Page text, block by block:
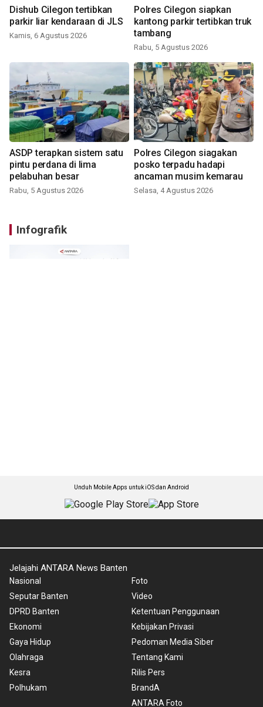
Dishub Cilegon tertibkan
parkir liar kendaraan di JLS
Kamis, 6 Agustus 2026
Polres Cilegon siapkan
kantong parkir tertibkan truk
tambang
Rabu, 5 Agustus 2026
ASDP terapkan sistem satu
pintu perdana di lima
pelabuhan besar
Rabu, 5 Agustus 2026
Polres Cilegon siagakan
posko terpadu hadapi
ancaman musim kemarau
Selasa, 4 Agustus 2026
Infografik
Unduh Mobile Apps untuk iOS dan Android
Jelajahi ANTARA News Banten
Nasional
Seputar Banten
DPRD Banten
Ekonomi
Gaya Hidup
Olahraga
Kesra
Polhukam
Foto
Video
Ketentuan Penggunaan
Kebijakan Privasi
Pedoman Media Siber
Tentang Kami
Rilis Pers
BrandA
ANTARA Foto